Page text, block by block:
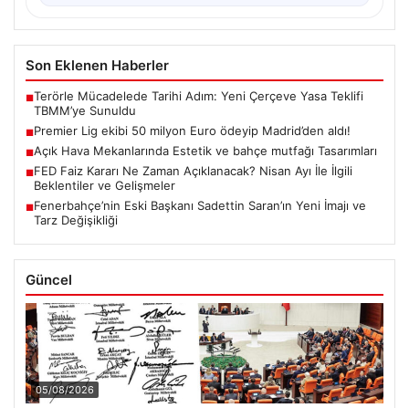
Son Eklenen Haberler
■Terörle Mücadelede Tarihi Adım: Yeni Çerçeve Yasa Teklifi
TBMM’ye Sunuldu
■Premier Lig ekibi 50 milyon Euro ödeyip Madrid’den aldı!
■Açık Hava Mekanlarında Estetik ve bahçe mutfağı Tasarımları
■FED Faiz Kararı Ne Zaman Açıklanacak? Nisan Ayı İle İlgili
Beklentiler ve Gelişmeler
■Fenerbahçe’nin Eski Başkanı Sadettin Saran’ın Yeni İmajı ve
Tarz Değişikliği
Güncel
05/08/2026